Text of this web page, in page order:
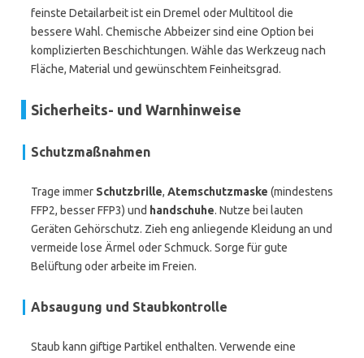
feinste Detailarbeit ist ein Dremel oder Multitool die
bessere Wahl. Chemische Abbeizer sind eine Option bei
komplizierten Beschichtungen. Wähle das Werkzeug nach
Fläche, Material und gewünschtem Feinheitsgrad.
Sicherheits- und Warnhinweise
Schutzmaßnahmen
Trage immer Schutzbrille, Atemschutzmaske (mindestens
FFP2, besser FFP3) und handschuhe. Nutze bei lauten
Geräten Gehörschutz. Zieh eng anliegende Kleidung an und
vermeide lose Ärmel oder Schmuck. Sorge für gute
Belüftung oder arbeite im Freien.
Absaugung und Staubkontrolle
Staub kann giftige Partikel enthalten. Verwende eine